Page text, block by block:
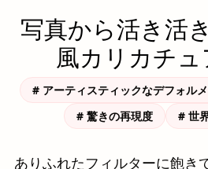
写真から活き活
風カリカチ
# アーティスティックなデフォルメ
# 驚きの再現度
# 世
ありふれたフィルターに飽き